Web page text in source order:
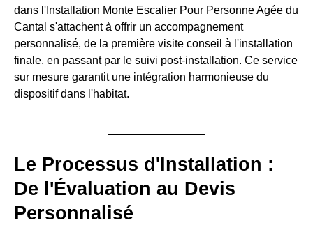
dans l'Installation Monte Escalier Pour Personne Agée du
Cantal s'attachent à offrir un accompagnement
personnalisé, de la première visite conseil à l'installation
finale, en passant par le suivi post-installation. Ce service
sur mesure garantit une intégration harmonieuse du
dispositif dans l'habitat.
Le Processus d'Installation :
De l'Évaluation au Devis
Personnalisé